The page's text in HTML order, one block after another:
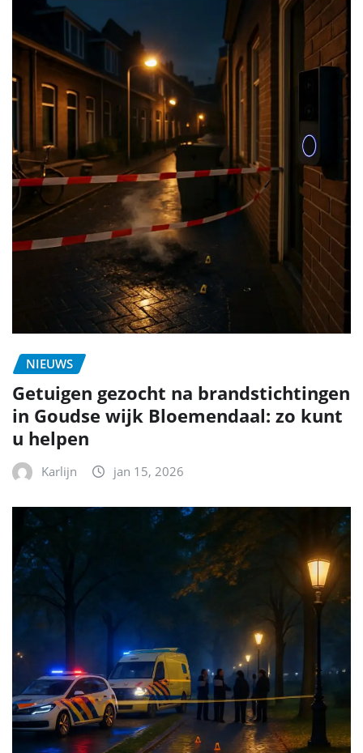
NIEUWS
Getuigen gezocht na brandstichtingen
in Goudse wijk Bloemendaal: zo kunt
u helpen
Karlijn jan 15, 2026